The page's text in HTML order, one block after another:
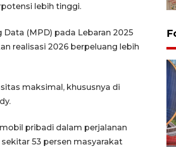
lebih tinggi.
(MPD) pada Lebaran 2025
realisasi 2026 berpeluang lebih
maksimal, khususnya di
pribadi dalam perjalanan
53 persen masyarakat
Komisi V DPR tinjau
perlintasan sebidang di